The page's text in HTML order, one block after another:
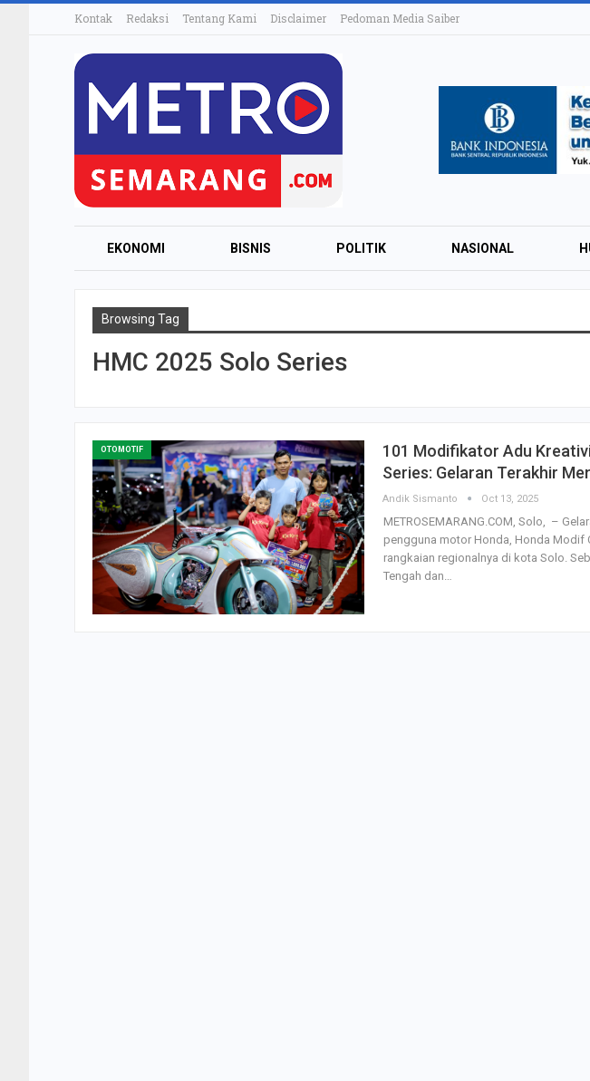
Kontak Redaksi Tentang Kami Disclaimer Pedoman Media Saiber
EKONOMI BISNIS POLITIK NASIONAL
Browsing Tag
HMC 2025 Solo Series
OTOMOTIF
101 Modifikator Adu
Series: Gelaran Terakhir
Andik Sismanto Oct 13, 2025
METROSEMARANG.COM, Solo, –
pengguna motor Honda, Honda Modif
rangkaian regionalnya di kota Solo.
Tengah dan…